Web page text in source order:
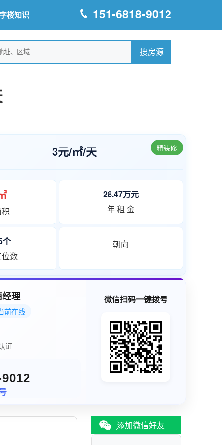
楼知识 151-6818-9012
3元/㎡/天 精装修
28.47万元
年 租 金
个
数
朝向
经理
前在线
证
微信扫码一键拨号
添加微信好友